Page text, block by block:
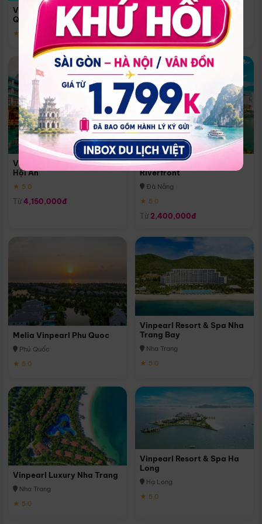
Vinpearl Resort & Spa Phu
Quoc
★ 5.0
Quoc
Phú Quốc
★ 5.0
Vinpearl Resort & Golf Nam
Hội An
★ 5.0
Từ 4,150,000đ
Melia Vinpearl Danang
Riverfront
Đà Nẵng
★ 5.0
Từ 2,400,000đ
Melia Vinpearl Phu Quoc
Phú Quốc
★ 5.0
Vinpearl Resort & Spa Nha
Trang Bay
Nha Trang
★ 5.0
Vinpearl Luxury Nha Trang
Nha Trang
★ 5.0
Vinpearl Resort & Spa Ha
Long
Hạ Long
★ 5.0